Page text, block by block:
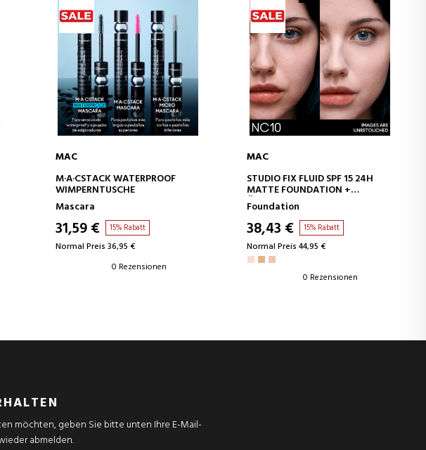
IN DEN WARENKORB
MAC
M·A·CSTACK WATERPROOF
WIMPERNTUSCHE
Mascara
31,59 € 15% Rabatt
Normal Preis 36,95 €
0 Rezensionen
IN DEN WARENKORB
MAC
STUDIO FIX FLUID SPF 15 24H
MATTE FOUNDATION +
ÖLKONTROLLE
MAKE-UP-BASIS
Foundation
38,43 € 15% Rabatt
Normal Preis 44,95 €
0 Rezensionen
möchten, geben Sie bitte unten Ihre E-Mail-
abmelden.